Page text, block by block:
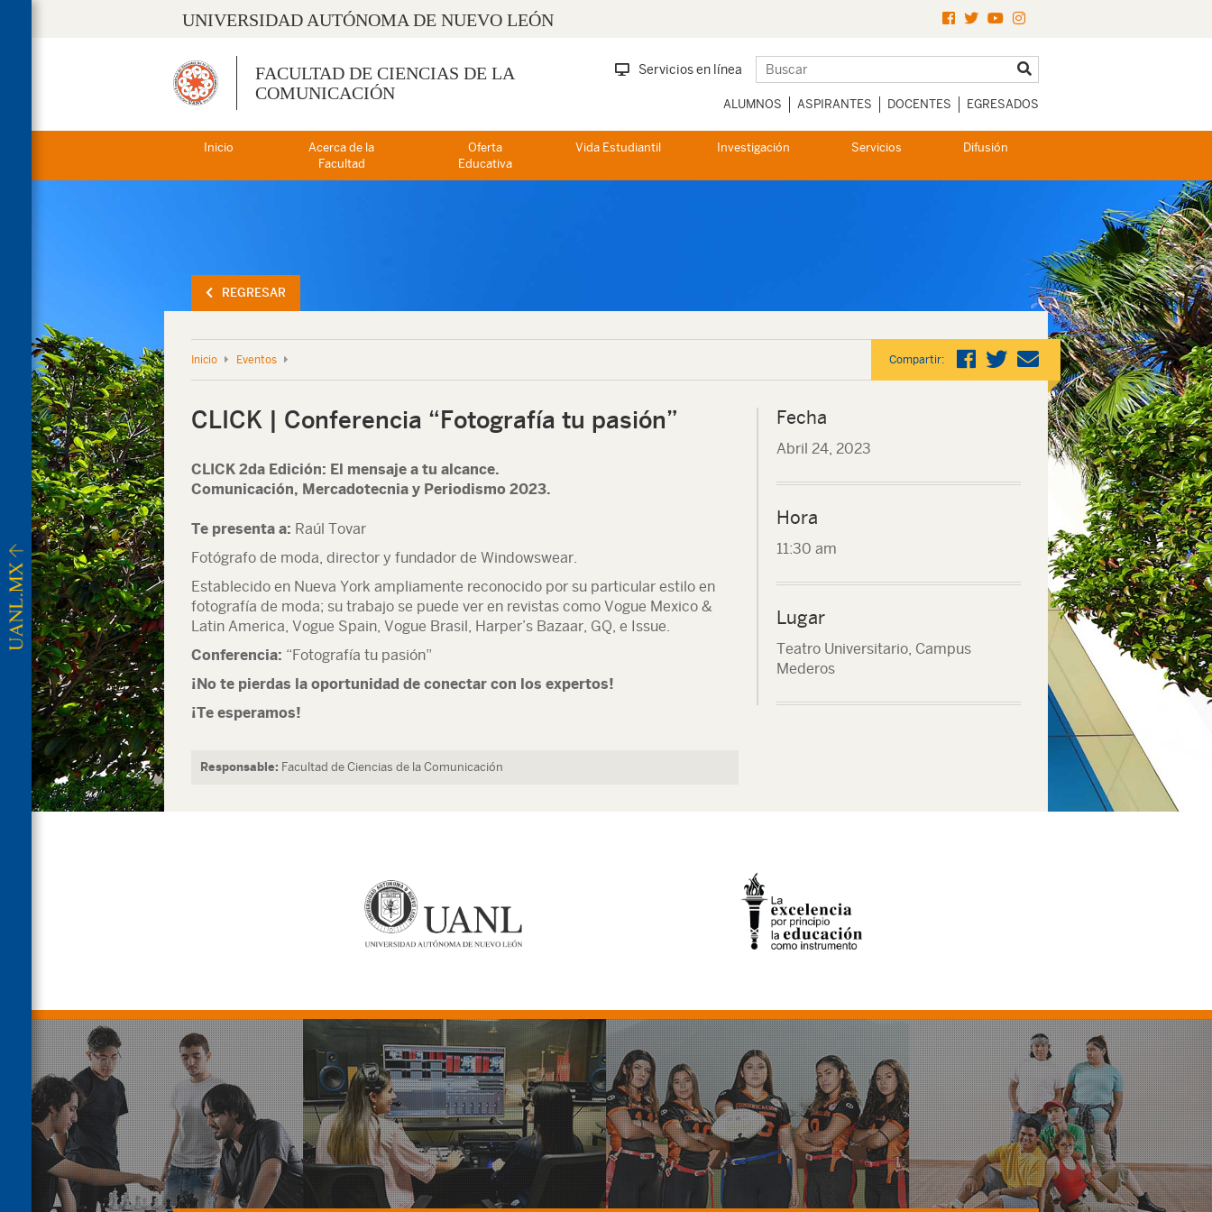
UNIVERSIDAD AUTÓNOMA DE NUEVO LEÓN
FACULTAD DE CIENCIAS DE LA
COMUNICACIÓN
Servicios en línea
ALUMNOS ASPIRANTES DOCENTES EGRESADOS
Inicio
Acerca de la
Facultad
Oferta
Educativa
Vida Estudiantil Investigación Servicios Difusión
REGRESAR
Inicio Eventos Compartir:
CLICK | Conferencia “Fotografía tu pasión”
CLICK 2da Edición: El mensaje a tu alcance.
Comunicación, Mercadotecnia y Periodismo 2023.
Te presenta a: Raúl Tovar
Fotógrafo de moda, director y fundador de Windowswear.
Establecido en Nueva York ampliamente reconocido por su particular estilo en
fotografía de moda; su trabajo se puede ver en revistas como Vogue Mexico &
Latin America, Vogue Spain, Vogue Brasil, Harper’s Bazaar, GQ, e Issue.
Conferencia: “Fotografía tu pasión”
¡No te pierdas la oportunidad de conectar con los expertos!
¡Te esperamos!
Responsable: Facultad de Ciencias de la Comunicación
Fecha
Abril 24, 2023
Hora
11:30 am
Lugar
Teatro Universitario, Campus
Mederos